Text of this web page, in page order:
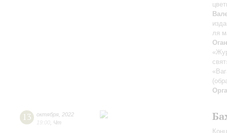
ля
13 октября 2022
19:00 Чт